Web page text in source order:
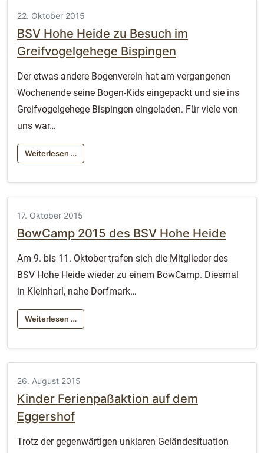
22. Oktober 2015
BSV Hohe Heide zu Besuch im
Greifvogelgehege Bispingen
Der etwas andere Bogenverein hat am vergangenen
Wochenende seine Bogen-Kids eingepackt und sie ins
Greifvogelgehege Bispingen eingeladen. Für viele von
uns war…
Weiterlesen …
17. Oktober 2015
BowCamp 2015 des BSV Hohe Heide
Am 9. bis 11. Oktober trafen sich die Mitglieder des
BSV Hohe Heide wieder zu einem BowCamp. Diesmal
in Kleinharl, nahe Dorfmark…
Weiterlesen …
26. August 2015
Kinder Ferienpaßaktion auf dem
Eggershof
Trotz der gegenwärtigen unklaren Geländesituation